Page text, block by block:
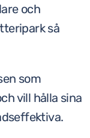
och
så
som
vill hålla sina